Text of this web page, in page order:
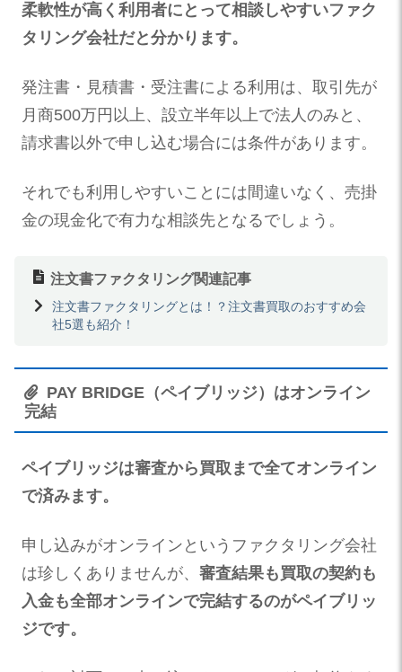
柔軟性が高く利用者にとって相談しやすいファク
タリング会社だと分かります。
発注書・見積書・受注書による利用は、取引先が
月商500万円以上、設立半年以上で法人のみと、
請求書以外で申し込む場合には条件があります。
それでも利用しやすいことには間違いなく、売掛
金の現金化で有力な相談先となるでしょう。
注文書ファクタリング関連記事
注文書ファクタリングとは！？注文書買取のおすすめ会
社5選も紹介！
PAY BRIDGE（ペイブリッジ）はオンライン
完結
ペイブリッジは審査から買取まで全てオンライン
で済みます。
申し込みがオンラインというファクタリング会社
は珍しくありませんが、 審査結果も買取の契約も
入金も全部オンラインで完結するのがペイブリッ
ジです。